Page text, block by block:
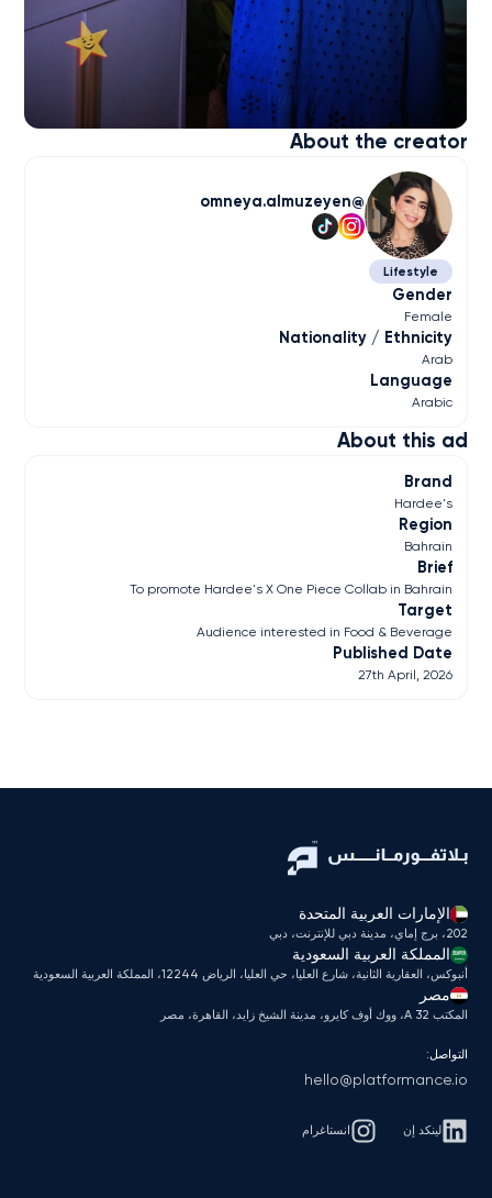
About this ad
Brand
Hardee's
Region
Bahrain
Brief
To promote Hardee's X One Piece Collab in Bahrain
Target
Audience interested in Food & Beverage
Published Date
27th April, 2026
About the creator
omneya.almuzeyen
Lifestyle
Gender
Female
Nationality / Ethnicity
Arab
Language
Arabic
الإمارات العربية المتحدة
202، برج إماي، مدينة دبي للإنترنت، دبي
المملكة العربية السعودية
أنبوكس، العقارية الثانية، شارع العليا، حي العليا، الرياض 12244، المملكة العربية السعودية
مصر
المكتب A 32، ووك أوف كايرو، مدينة الشيخ زايد، القاهرة، مصر
التواصل:
hello@platformance.io
لينكد إن انستاغرام